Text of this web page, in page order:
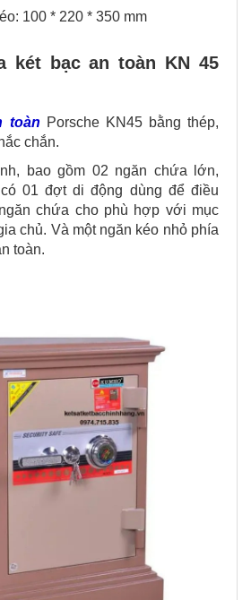
100 * 220 * 350 mm
két bạc an toàn KN 45
toàn Porsche KN45 bằng thép,
chắn.
bao gồm 02 ngăn chứa lớn,
01 đợt di động dùng để điều
chứa cho phù hợp với mục
chủ. Và một ngăn kéo nhỏ phía
toàn.